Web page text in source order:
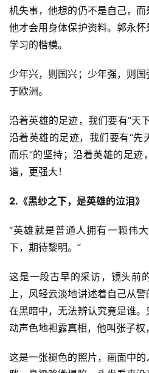
机失事，他想的仍不是自己，而
他才会用身体保护资料。郭永
学习的楷模。
少年兴，则国兴；少年强，则
于欧洲。
沿着英雄的足迹，我们要有“天
沿着英雄的足迹，我们要有“先
而乐”的坚持；沿着英雄的足迹
谐，更强大！
2.《黑纱之下，是英雄的泣泪》
“英雄就是普通人拥有一颗伟
下，期待黎明。”
这是一段古早的采访，镜头前
上，风轻云淡地讲述着自己从
在黑暗中，无法辨认究竟是谁
动声色地袒露真相，他叫张子权
这是一张褪色的照片，画面中